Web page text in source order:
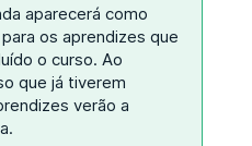
aparecerá como
os aprendizes que
o curso. Ao
que já tiverem
verão a